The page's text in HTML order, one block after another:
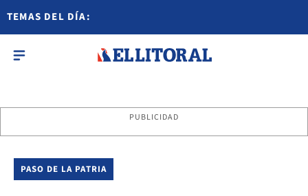
TEMAS DEL DÍA:
PUBLICIDAD
PASO DE LA PATRIA